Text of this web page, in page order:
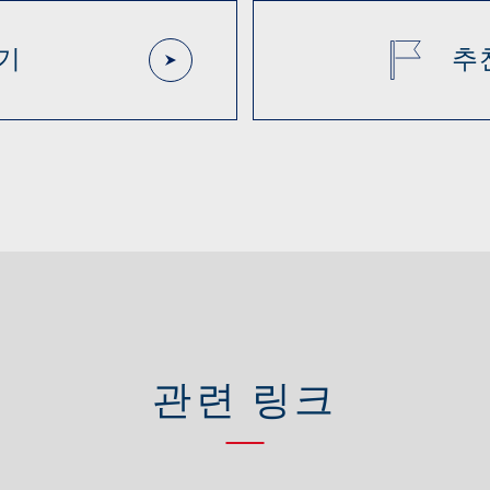
추
관련 링크